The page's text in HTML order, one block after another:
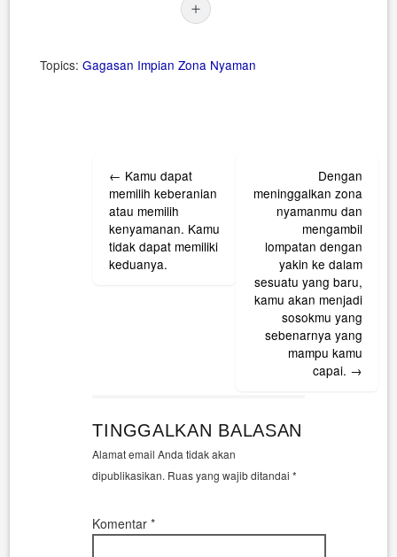
Topics: Gagasan Impian Zona Nyaman
navigation
← Kamu dapat
memilih keberanian
atau memilih
kenyamanan. Kamu
tidak dapat memiliki
keduanya.
Dengan
meninggalkan zona
nyamanmu dan
mengambil
lompatan dengan
yakin ke dalam
sesuatu yang baru,
kamu akan menjadi
sosokmu yang
sebenarnya yang
mampu kamu
capai. →
TINGGALKAN BALASAN
Alamat email Anda tidak akan
dipublikasikan. Ruas yang wajib ditandai*
Komentar*